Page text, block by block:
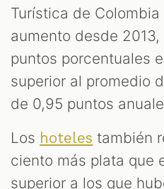
Turística de
aumento desde
puntos porcentuales
superior al promedio
de 0,95 puntos
Los hoteles también
ciento más plata que
superior a los que